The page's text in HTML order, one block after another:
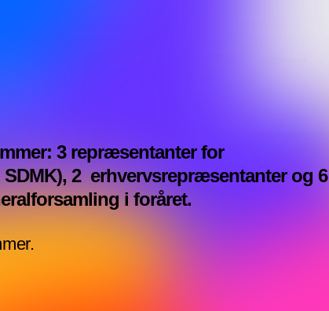
3 repræsentanter for
2 erhvervsrepræsentanter og 6
i foråret.